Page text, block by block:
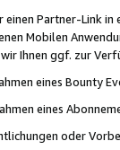
Partner-Link in
Mobilen
Ihnen ggf. zur
eines Bounty
eines
oder